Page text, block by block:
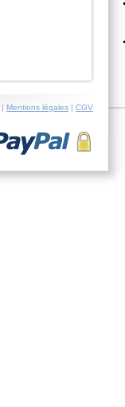
| Mentions légales | CGV